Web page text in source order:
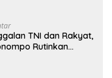
TNI dan Rakyat,
Rutinkan